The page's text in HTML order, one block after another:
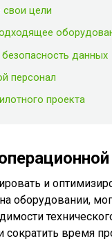
цели
данных
персонал
проекта
и
оборудовании,
сократить время